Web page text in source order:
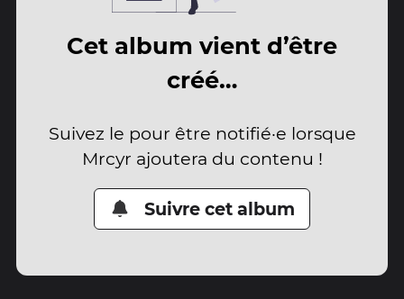
Cet album vient d’être
créé…
Suivez le pour être notifié·e lorsque
Mrcyr ajoutera du contenu !
Suivre cet album